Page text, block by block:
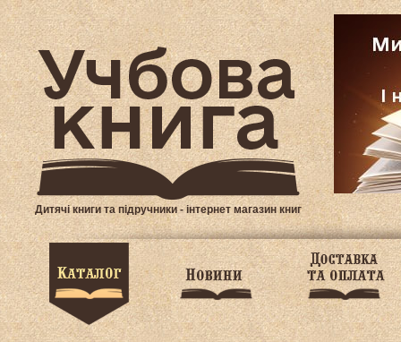
Дитячі книги та підручники - інтернет магазин книг